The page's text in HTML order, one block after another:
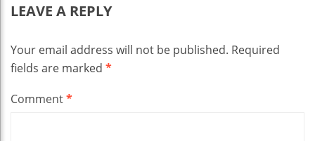
LEAVE A REPLY
Your email address will not be published. Required
fields are marked *
Comment*